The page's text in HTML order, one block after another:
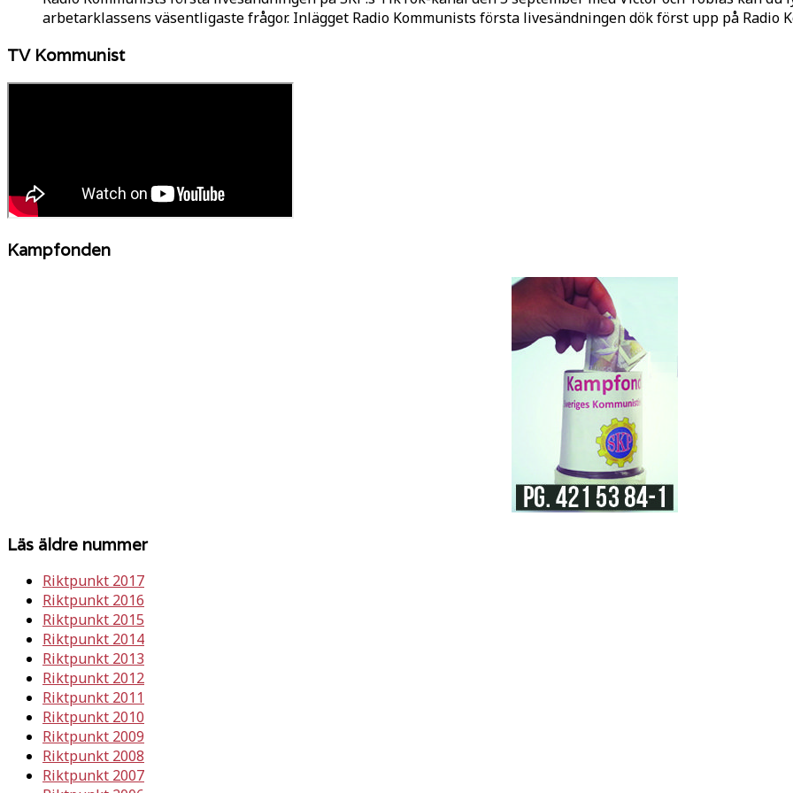
arbetarklassens väsentligaste frågor. Inlägget Radio Kommunists första livesändningen dök först upp på Radio
TV Kommunist
Kampfonden
Läs äldre nummer
Riktpunkt 2017
Riktpunkt 2016
Riktpunkt 2015
Riktpunkt 2014
Riktpunkt 2013
Riktpunkt 2012
Riktpunkt 2011
Riktpunkt 2010
Riktpunkt 2009
Riktpunkt 2008
Riktpunkt 2007